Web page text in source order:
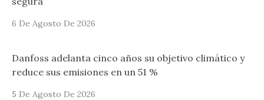
6 De Agosto De 2026
Danfoss adelanta cinco años su objetivo climático y
reduce sus emisiones en un 51 %
5 De Agosto De 2026